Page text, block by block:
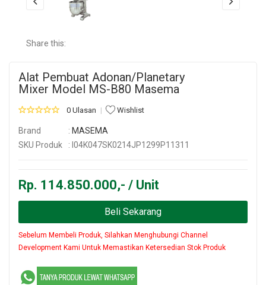
Share this:
Alat Pembuat Adonan/Planetary
Mixer Model MS-B80 Masema
0 Ulasan Wishlist
Brand : MASEMA
SKU Produk
: I04K047SK0214JP1299P11311
Rp. 114.850.000,- / Unit
Beli Sekarang
Sebelum Membeli Produk, Silahkan Menghubungi Channel
Development Kami Untuk Memastikan Ketersedian Stok Produk